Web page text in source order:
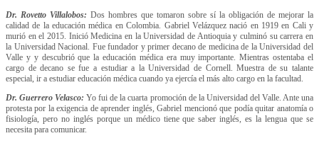
Dr. Rovetto Villalobos: Dos hombres que tomaron sobre sí la obligación de mejorar la
calidad de la educación médica en Colombia. Gabriel Velázquez nació en 1919 en Cali y
murió en el 2015. Inició Medicina en la Universidad de Antioquia y culminó su carrera en
la Universidad Nacional. Fue fundador y primer decano de medicina de la Universidad del
Valle y y descubrió que la educación médica era muy importante. Mientras ostentaba el
cargo de decano se fue a estudiar a la Universidad de Cornell. Muestra de su talante
especial, ir a estudiar educación médica cuando ya ejercía el más alto cargo en la facultad.
Dr. Guerrero Velasco: Yo fui de la cuarta promoción de la Universidad del Valle. Ante una
protesta por la exigencia de aprender inglés, Gabriel mencionó que podía quitar anatomía o
fisiología, pero no inglés porque un médico tiene que saber inglés, es la lengua que se
necesita para comunicar.